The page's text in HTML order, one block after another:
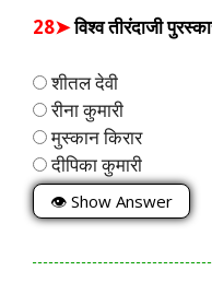
28➤विश्व तीरंदाजी
शीतल देवी
रीना कुमारी
मुस्कान किरार
दीपिका कुमारी
👁 Show Answer